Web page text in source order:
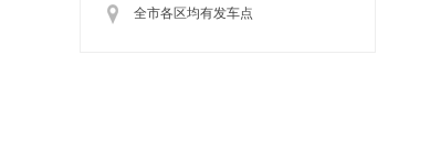
全市各区均有发车点